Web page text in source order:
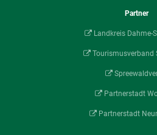
Partner
Landkreis Dahme-
Tourismusverband
Partnerstadt
Partnerstadt